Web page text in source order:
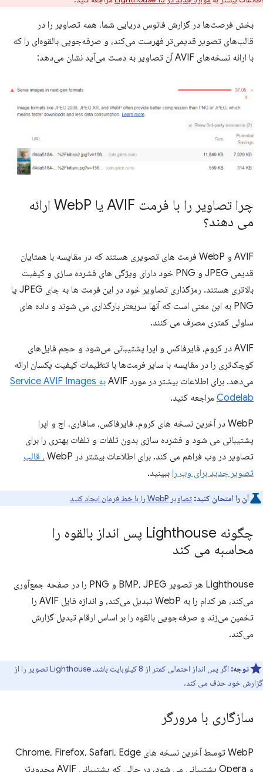
بخش فرصت‌ها در گزارش فانوس دریایی شما، همه تصاویر را در
قالب‌های تصویر قدیمی‌تر فهرست می‌کند، و صرفه‌جویی بالقوه‌ای را که
با ارائه نسخه‌های AVIF آن تصاویر به دست می‌آید نشان می‌دهد:
چرا تصاویر را با فرمت AVIF یا Web
P ارائه
می دهند؟
AVIF و WebP فرمت های تصویری هستند که در مقایسه با همتایان
قدیمی JPEG و PNG خود دارای ویژگی های فشرده سازی و کیفیت
بالاتری هستند. رمزگذاری تصاویر خود در این فرمت ها به جای JPEG یا
PNG به این معنی است که آنها سریعتر بارگذاری می شوند و داده های
سلولی کمتری مصرف می کنند.
AVIF در کروم، فایرفاکس و اپرا پشتیبانی می‌شود و حجم فایل‌های
کوچک‌تری را در مقایسه با سایر فرمت‌ها با تنظیمات کیفیت یکسان ارائه
می‌دهد. برای اطلاعات بیشتر در مورد AVIF
به Service AVIF Images
Codelab مراجعه کنید.
WebP در آخرین نسخه های کروم، فایرفاکس، سافاری، اج و اپرا
پشتیبانی می شود و فشرده سازی بدون تلفات و تلفات بهتری را برای
تصاویر در وب فراهم می کند. برای اطلاعات بیشتر در WebP
، قالب
تصویر جدید برای وب را ببینید.
آن را امتحان کنید: تصاویر WebP را با خط فرمان ایجاد کنید
چگونه Lighthouse پس انداز بالقوه را
محاسبه می کند
Lighthouse هر تصویر BMP، JPEG و PNG را در صفحه جمع‌آوری
می‌کند، هر کدام را به WebP تبدیل می‌کند، و اندازه فایل AVIF را
تخمین می‌زند و صرفه‌جویی بالقوه را بر اساس ارقام تبدیل گزارش
می‌کند.
توجه:
اگر پس انداز احتمالی کمتر از 8 کیلوبایت باشد، Lighthouse تصویر را از
گزارش خود حذف می کند.
سازگاری با مرورگر
WebP توسط آخرین نسخه های Chrome، Firefox، Safari، Edge
و Opera پشتیبانی می شود، در حالی که پشتیبانی AVIF محدودتر